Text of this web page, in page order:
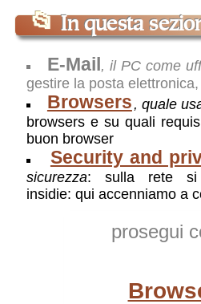
📂 In questa
E-Mail, il PC come
gestire la posta
Browsers ,quale
browsers e su quali
buon browser
Security and
sicurezza:sulla rete si
insidie: qui accenniamo a
prosegui